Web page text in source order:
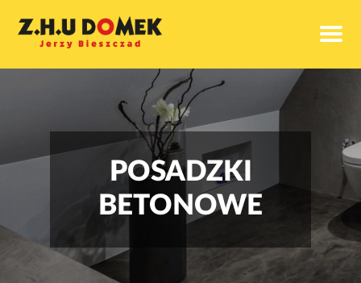
POSADZKI
BETONOWE